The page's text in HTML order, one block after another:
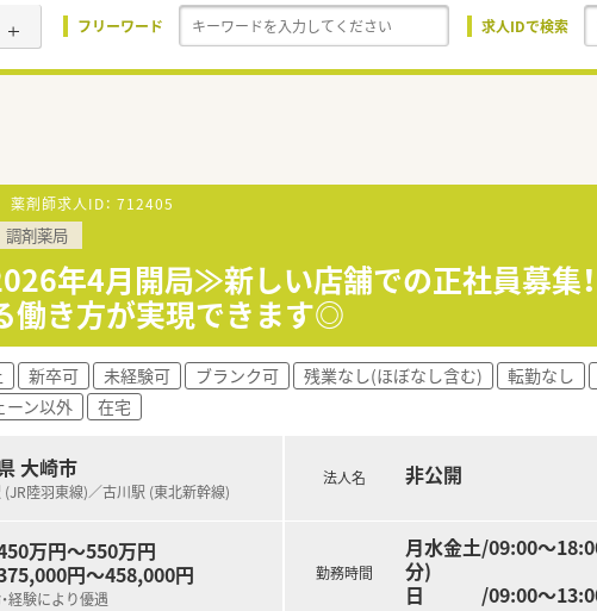
フリーワード 求人IDで検索
薬剤師求人ID： 712405
調剤薬局
年4月開局≫新しい店舗での正社員募
働き方が実現できます◎
新卒可 未経験可 ブランク可 残業なし(ほぼなし含む) 転勤なし
ーン以外 在宅
大崎市
(JR陸羽東線)／古川駅 (東北新幹線)
万円～550万円
円～458,000円
経験により優遇
法人名 非公開
勤務時間
月水金土/09:00～
分)
日 /09:00～13:00